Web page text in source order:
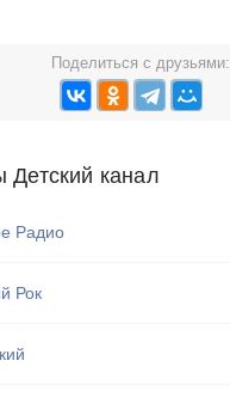
Поделиться с друзьями:
Детский канал
Радио
Рок